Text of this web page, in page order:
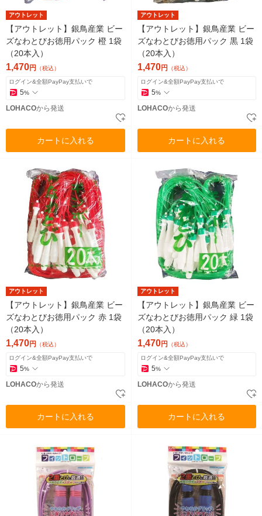
アウトレット
【アウトレット】銀鳥産業 ビー
ズなわとびお徳用パック 橙 1袋
（20本入）
1,470円 （税込）
ログイン&全額PayPay支払いで
5%
LOHACOから発送
カートに入れる
アウトレット
【アウトレット】銀鳥産業 ビー
ズなわとびお徳用パック 黒 1袋
（20本入）
1,470円 （税込）
ログイン&全額PayPay支払いで
5%
LOHACOから発送
カートに入れる
アウトレット
【アウトレット】銀鳥産業 ビー
ズなわとびお徳用パック 赤 1袋
（20本入）
1,470円 （税込）
ログイン&全額PayPay支払いで
5%
LOHACOから発送
カートに入れる
アウトレット
【アウトレット】銀鳥産業 ビー
ズなわとびお徳用パック 緑 1袋
（20本入）
1,470円 （税込）
ログイン&全額PayPay支払いで
5%
LOHACOから発送
カートに入れる